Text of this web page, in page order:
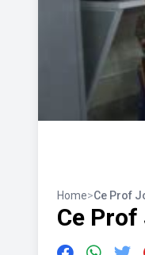
Home>Ce Prof
Ce Prof